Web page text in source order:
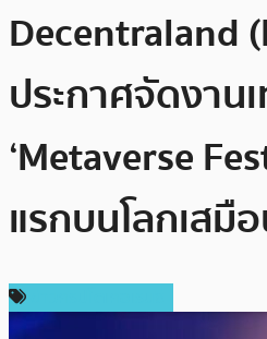
Decentraland
ประกาศจัดงาน
‘Metaverse
แรกบนโลกเสมื